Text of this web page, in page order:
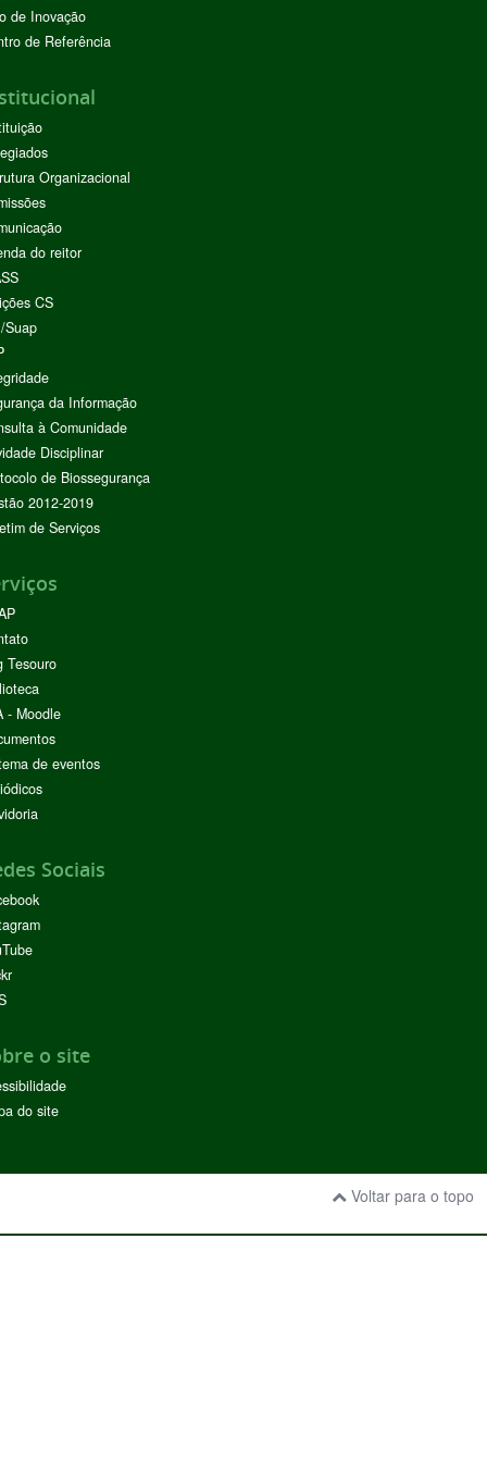
de Inovação
de Referência
Organizacional
do reitor
CS
Suap
da Informação
à Comunidade
Disciplinar
de Biossegurança
2012-2019
de Serviços
Tesouro
- Moodle
de eventos
Sociais
o site
do site
Voltar para o topo